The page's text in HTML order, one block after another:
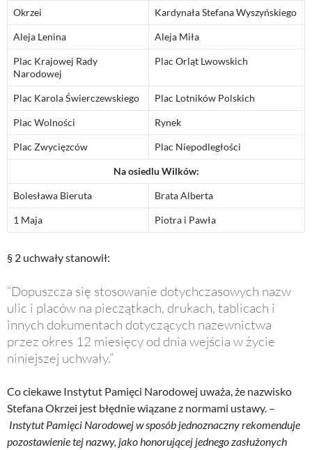
Okrzei Kardynała Stefana Wyszyńskiego
Aleja Lenina Aleja Miła
Plac Krajowej Rady
Narodowej
Plac Orląt Lwowskich
Plac Karola Świerczewskiego Plac Lotników Polskich
Plac Wolności Rynek
Plac Zwycięzców Plac Niepodległości
Na osiedlu Wilków:
Bolesława Bieruta Brata Alberta
1 Maja Piotra i Pawła
§ 2 uchwały stanowił:
“Dopuszcza się stosowanie dotychczasowych nazw
ulic i placów na pieczątkach, drukach, tablicach i
innych dokumentach dotyczących nazewnictwa
przez okres 12 miesięcy od dnia wejścia w życie
niniejszej uchwały.”
Co ciekawe Instytut Pamięci Narodowej uważa, że nazwisko
Stefana Okrzei jest błędnie wiązane z normami ustawy. –
Instytut Pamięci Narodowej w sposób jednoznaczny rekomenduje
pozostawienie tej nazwy, jako honorującej jednego zasłużonych